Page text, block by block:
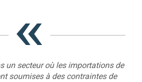
les importations de
contraintes de
La collaboration
tout au long des